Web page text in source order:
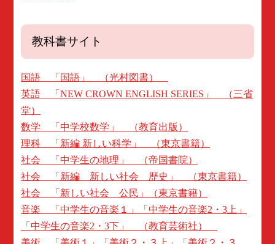
教科書サイト
国語 「国語」 （光村図書）
英語 「NEW CROWN ENGLISH SERIES」 （三省
堂）
数学 「中学校数学」 （教育出版）
理科 「新編 新しい科学」 （東京書籍）
社会 「中学生の地理」 （帝国書院）
社会 「新編 新しい社会 歴史」 （東京書籍）
社会 「新しい社会 公民」（東京書籍）
音楽 「中学生の音楽１」「中学生の音楽2・3上」
「中学生の音楽2・3下」 （教育芸術社）